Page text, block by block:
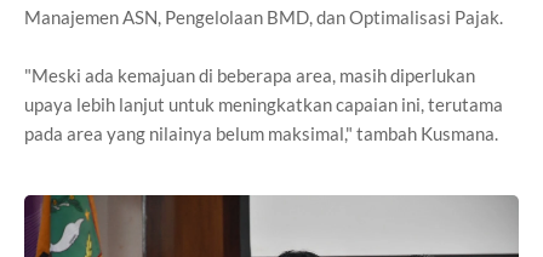
Manajemen ASN, Pengelolaan BMD, dan Optimalisasi Pajak.
"Meski ada kemajuan di beberapa area, masih diperlukan
upaya lebih lanjut untuk meningkatkan capaian ini, terutama
pada area yang nilainya belum maksimal," tambah Kusmana.